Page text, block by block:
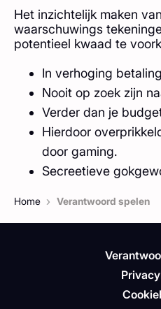
Het inzichtelijk maken
waarschuwings
potentieel kwaad te
In verhoging
Nooit op zoek zijn
Verder dan je
Hierdoor
door gaming.
Secreetieve
Home › Verantwoord spelen